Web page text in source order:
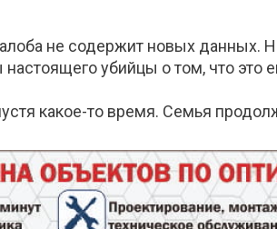
не содержит новых данных.
убийцы о том, что это
какое-то время. Семья